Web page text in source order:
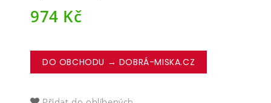
974 Kč
DO OBCHODU → DOBRÁ-MISKA.CZ